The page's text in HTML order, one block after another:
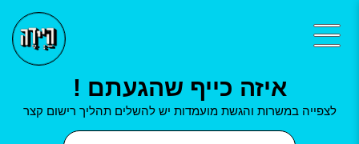
איזה כייף שהגעתם !
לצפייה במשרות והגשת מועמדות יש להשלים תהליך רישום קצר
שם פרטי ושם משפחה